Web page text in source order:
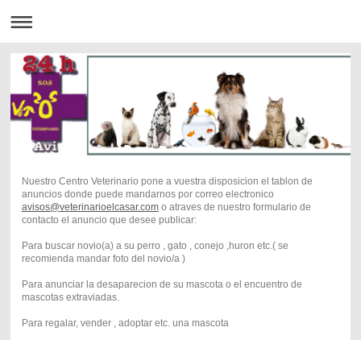
Nuestro Centro Veterinario pone a vuestra disposicion el tablon de
anuncios donde puede mandarnos por correo electronico
avisos@veterinarioelcasar.como atraves de nuestro formulario de
contacto el anuncio que desee publicar:
Para buscar novio(a) a su perro , gato , conejo ,huron etc.( se
recomienda mandar foto del novio/a )
Para anunciar la desaparecion de su mascota o el encuentro de
mascotas extraviadas.
Para regalar, vender , adoptar etc. una mascota